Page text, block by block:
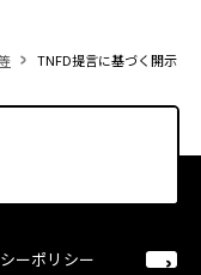
TNFD提言に基づく開示
ーポリシー